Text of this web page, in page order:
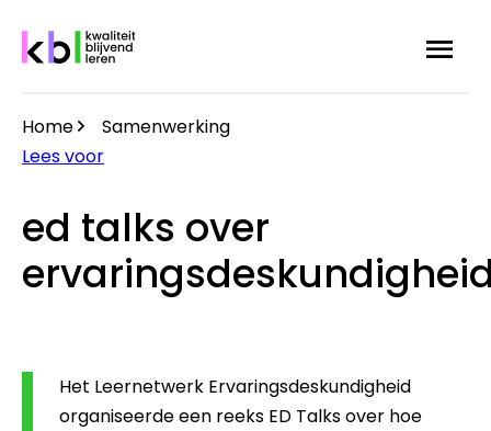
inhoud
gaan
Kruimelpad
Home
Samenwerking
Lees voor
ed talks over
Het Leernetwerk Ervaringsdeskundigheid
organiseerde een reeks ED Talks over hoe